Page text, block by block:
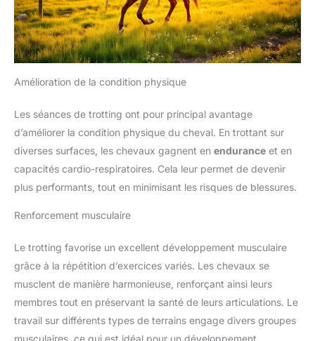
Amélioration de la condition physique
Les séances de trotting ont pour principal avantage
d’améliorer la condition physique du cheval. En trottant sur
diverses surfaces, les chevaux gagnent en endurance et en
capacités cardio-respiratoires. Cela leur permet de devenir
plus performants, tout en minimisant les risques de blessures.
Renforcement musculaire
Le trotting favorise un excellent développement musculaire
grâce à la répétition d’exercices variés. Les chevaux se
musclent de manière harmonieuse, renforçant ainsi leurs
membres tout en préservant la santé de leurs articulations. Le
travail sur différents types de terrains engage divers groupes
musculaires, ce qui est idéal pour un développement